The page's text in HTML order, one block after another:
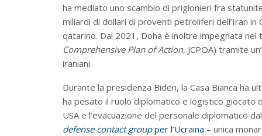
ha mediato uno scambio di prigionieri fra
miliardi di dollari di proventi petroliferi dell’Iran
qatarino. Dal 2021, Doha è inoltre impegnata nel
Comprehensive Plan of Action, JCPOA) tramite
iraniani.
Durante la presidenza Biden, la Casa Bianca ha
ha pesato il ruolo diplomatico e logistico
USA e l’evacuazione del personale diplomatico
defense contact groupper l’Ucraina – unica